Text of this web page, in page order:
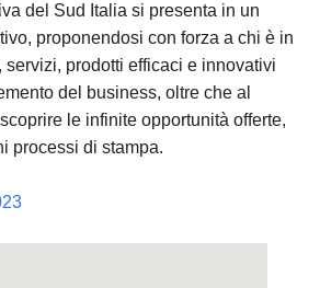
del Sud Italia si presenta in un
proponendosi con forza a chi è in
prodotti efficaci e innovativi
del business, oltre che al
le infinite opportunità offerte,
processi di stampa.